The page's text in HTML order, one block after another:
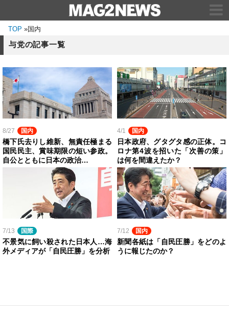
TOP »国内
与党の記事一覧
8/27 国内
橋下氏去りし維新、無責任極まる
国民民主、賞味期限の短い参政。
自公とともに日本の政治…
4/1 国内
日本政府、グタグタ感の正体。コ
ロナ第4波を招いた「次善の策」
は何を間違えたか？
7/13 国際
不景気に飼い殺された日本人…海
外メディアが「自民圧勝」を分析
7/12 国内
新聞各紙は「自民圧勝」をどのよ
うに報じたのか？